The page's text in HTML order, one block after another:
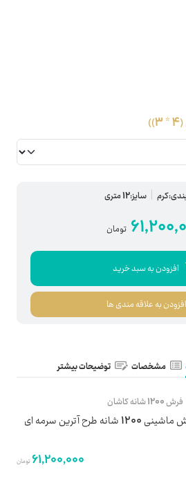
سایز:12 متری
تومان
افزودن به سبد خرید
افزودن به علاقه مندی ها
مشخصات توضیحات بیشتر
فرش 1200 شانه کاشان
1200 شانه طرح آترین سرمه ای
61,200,000تومان